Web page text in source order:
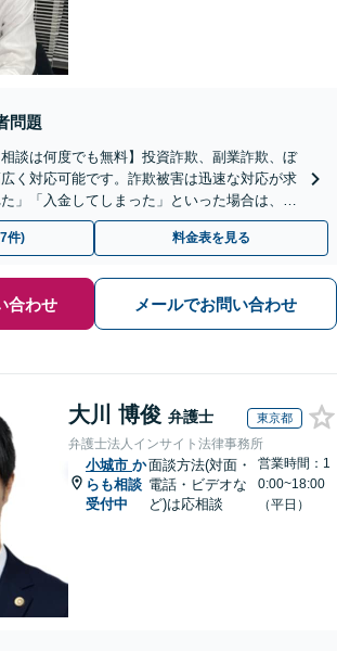
問題
相談は何度でも無料】投資詐欺、副業詐欺、ぼ
く対応可能です。詐欺被害は迅速な対応が求
」「入金してしまった」といった場合は、お
【電話・メール・WEB相談可】
件) 料金表を見る
合わせ メールでお問い合わせ
大川 博俊 弁護士 東京都
弁護士法人インサイト法律事務所
小城市 か
らも相談
受付中
面談方法(対面・
電話・ビデオな
ど)は応相談
営業時間：1
0:00~18:00
（平日）